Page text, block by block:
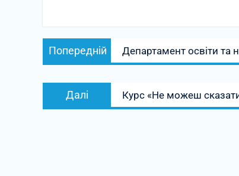
Навігація
записів
Попередній
запис:
Департамент освіти та
Далі
запис:
Курс «Не можеш